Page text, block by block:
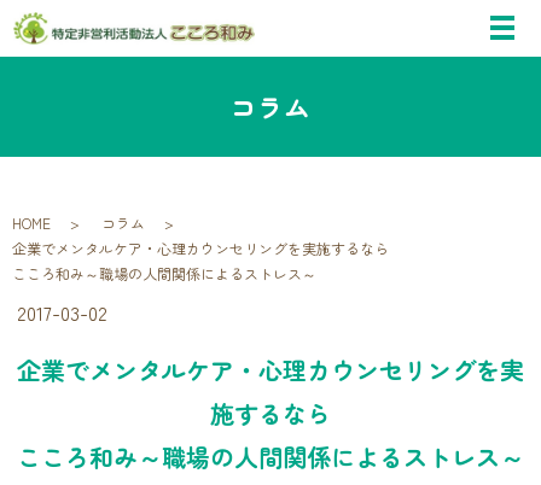
コラム
HOME
コラム
企業でメンタルケア・心理カウンセリングを実施するなら
こころ和み～職場の人間関係によるストレス～
2017-03-02
企業でメンタルケア・心理カウンセリングを実
施するなら
こころ和み～職場の人間関係によるストレス～